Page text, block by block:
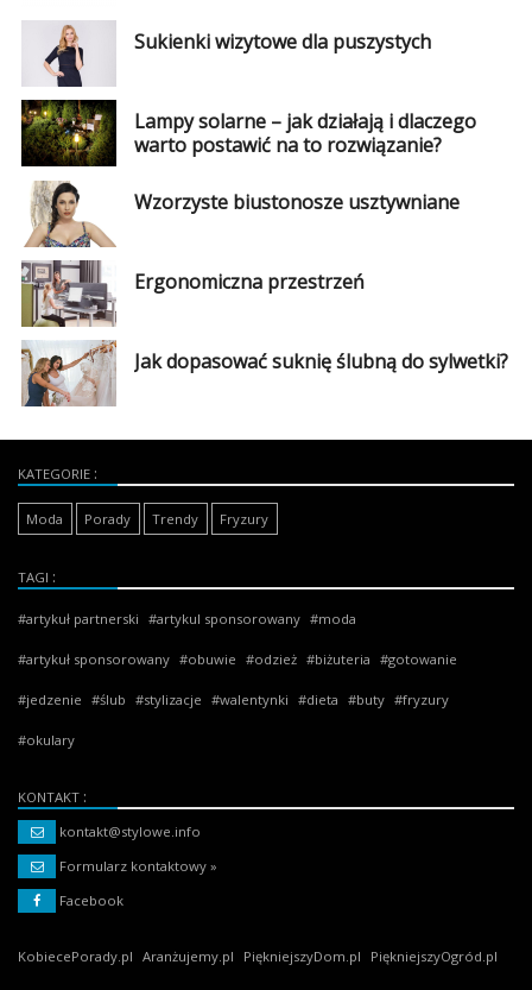
Sukienki wizytowe dla puszystych
Lampy solarne – jak działają i dlaczego
warto postawić na to rozwiązanie?
Wzorzyste biustonosze usztywniane
Ergonomiczna przestrzeń
Jak dopasować suknię ślubną do sylwetki?
KATEGORIE
Moda Porady Trendy Fryzury
TAGI
artykuł partnerski artykul sponsorowany moda
artykuł sponsorowany obuwie odzież biżuteria gotowanie
jedzenie ślub stylizacje walentynki dieta buty fryzury
okulary
KONTAKT
kontakt@stylowe.info
Formularz kontaktowy »
Facebook
KobiecePorady.pl Aranżujemy.pl PiękniejszyDom.pl PiękniejszyOgród.pl